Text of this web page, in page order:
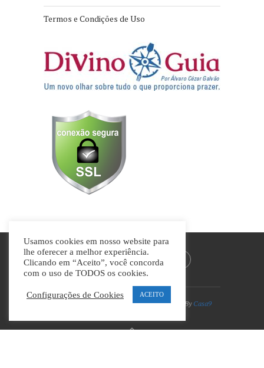
Termos e Condições de Uso
Divino Guia © Todos os direitos reservados | By Casa9
Usamos cookies em nosso website para
lhe oferecer a melhor experiência.
Clicando em “Aceito”, você concorda
com o uso de TODOS os cookies.
Configurações de Cookies ACEITO